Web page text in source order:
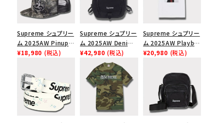
Supreme シュプリー
ム 2025AW Pinup
Mesh Back 5-Panel
ュバック 5パネルキャ
ップ トゥルーティン
バーHTC フォールカ
¥18,980 (税込)
Supreme シュプリー
ム 2025AW Denim
Backpack デニム バ
ックパック ブラック
¥42,980 (税込)
Supreme シュプリー
ム 2025AW Playboi
Carti Tee プレイボ
¥20,980 (税込)